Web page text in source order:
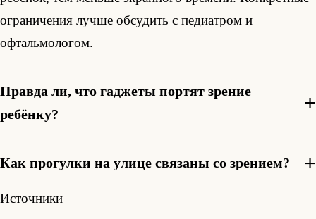
ограничения лучше обсудить с педиатром и
офтальмологом.
Правда ли, что гаджеты портят зрение
ребёнку?
Как прогулки на улице связаны со зрением?
Источники